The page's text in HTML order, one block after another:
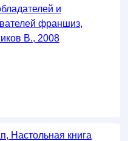
и
франшиз,
В., 2008
Настольная книга